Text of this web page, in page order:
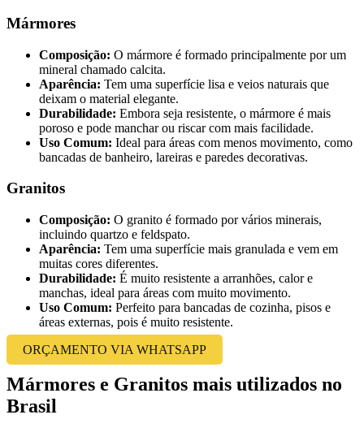
Mármores
Composição: O mármore é formado principalmente por um
mineral chamado calcita.
Aparência: Tem uma superfície lisa e veios naturais que
deixam o material elegante.
Durabilidade: Embora seja resistente, o mármore é mais
poroso e pode manchar ou riscar com mais facilidade.
Uso Comum: Ideal para áreas com menos movimento, como
bancadas de banheiro, lareiras e paredes decorativas.
Granitos
Composição: O granito é formado por vários minerais,
incluindo quartzo e feldspato.
Aparência: Tem uma superfície mais granulada e vem em
muitas cores diferentes.
Durabilidade: É muito resistente a arranhões, calor e
manchas, ideal para áreas com muito movimento.
Uso Comum: Perfeito para bancadas de cozinha, pisos e
áreas externas, pois é muito resistente.
ORÇAMENTO VIA WHATSAPP
Mármores e Granitos mais utilizados no
Brasil